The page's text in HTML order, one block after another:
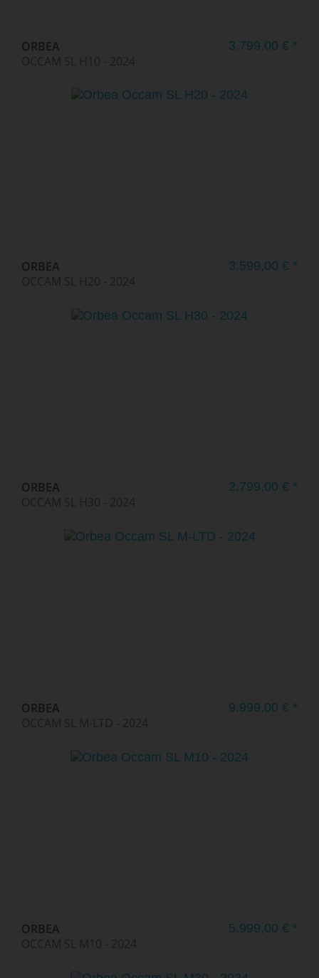
ORBEA
OCCAM SL H10 - 2024
3.799,00 € *
ORBEA
OCCAM SL H20 - 2024
3.599,00 € *
ORBEA
OCCAM SL H30 - 2024
2.799,00 € *
ORBEA
OCCAM SL M-LTD - 2024
9.999,00 € *
ORBEA
OCCAM SL M10 - 2024
5.999,00 € *